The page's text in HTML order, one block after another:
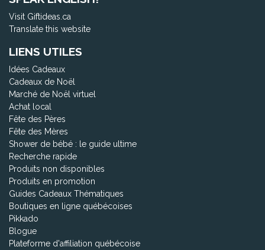
Visit Giftideas.ca
Translate this website
LIENS UTILES
Idées Cadeaux
Cadeaux de Noël
Marché de Noël virtuel
Achat local
Fête des Pères
Fête des Mères
Shower de bébé : le guide ultime
Recherche rapide
Produits non disponibles
Produits en promotion
Guides Cadeaux Thématiques
Boutiques en ligne québécoises
Pikkado
Blogue
Plateforme d'affiliation québécoise